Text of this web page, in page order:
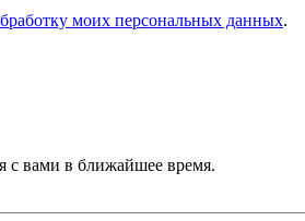
моих персональных данных.
с вами в ближайшее время.